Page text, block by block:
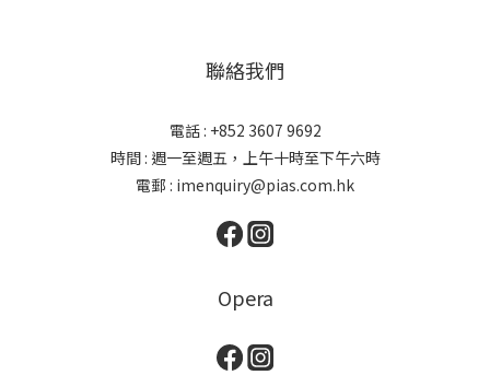
聯絡我們
電話 : +852 3607 9692
時間 : 週一至週五，上午十時至下午六時
電郵 : imenquiry@pias.com.hk
Opera